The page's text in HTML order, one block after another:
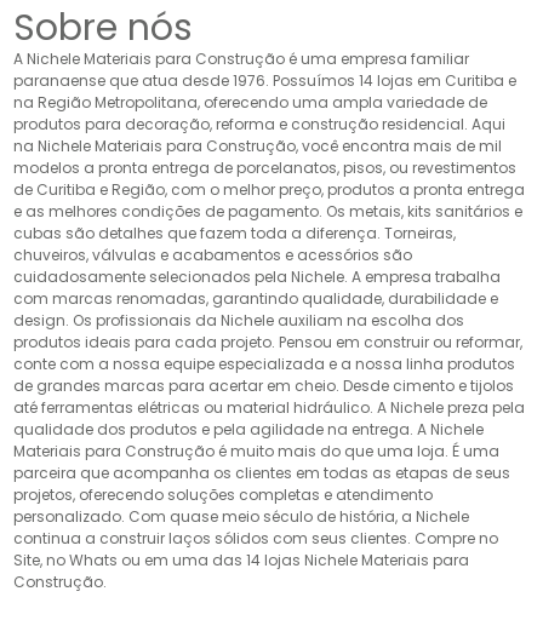
Sobre nós
A Nichele Materiais para Construção é uma empresa familiar
paranaense que atua desde 1976. Possuímos 14 lojas em Curitiba e
na Região Metropolitana, oferecendo uma ampla variedade de
produtos para decoração, reforma e construção residencial. Aqui
na Nichele Materiais para Construção, você encontra mais de mil
modelos a pronta entrega de porcelanatos, pisos, ou revestimentos
de Curitiba e Região, com o melhor preço, produtos a pronta entrega
e as melhores condições de pagamento. Os metais, kits sanitários e
cubas são detalhes que fazem toda a diferença. Torneiras,
chuveiros, válvulas e acabamentos e acessórios são
cuidadosamente selecionados pela Nichele. A empresa trabalha
com marcas renomadas, garantindo qualidade, durabilidade e
design. Os profissionais da Nichele auxiliam na escolha dos
produtos ideais para cada projeto. Pensou em construir ou reformar,
conte com a nossa equipe especializada e a nossa linha produtos
de grandes marcas para acertar em cheio. Desde cimento e tijolos
até ferramentas elétricas ou material hidráulico. A Nichele preza pela
qualidade dos produtos e pela agilidade na entrega. A Nichele
Materiais para Construção é muito mais do que uma loja. É uma
parceira que acompanha os clientes em todas as etapas de seus
projetos, oferecendo soluções completas e atendimento
personalizado. Com quase meio século de história, a Nichele
continua a construir laços sólidos com seus clientes. Compre no
Site, no Whats ou em uma das 14 lojas Nichele Materiais para
Construção.